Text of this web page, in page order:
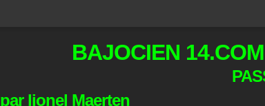
BAJOCIEN 14.COM
par lionel Maerten